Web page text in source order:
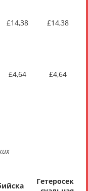
£14,38 £14,38
£4,64 £4,64
Гетеросек